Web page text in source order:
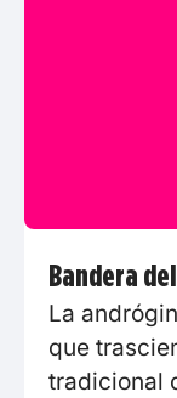
Bandera
La
que
tradicional